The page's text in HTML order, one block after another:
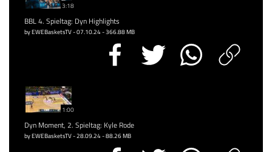
3:18
BBL 4. Spieltag: Dyn Highlights
by EWEBasketsTV - 07.10.24 - 366.88 MB
1:00
Dyn Moment, 2. Spieltag: Kyle Rode
by EWEBasketsTV - 28.09.24 - 88.26 MB